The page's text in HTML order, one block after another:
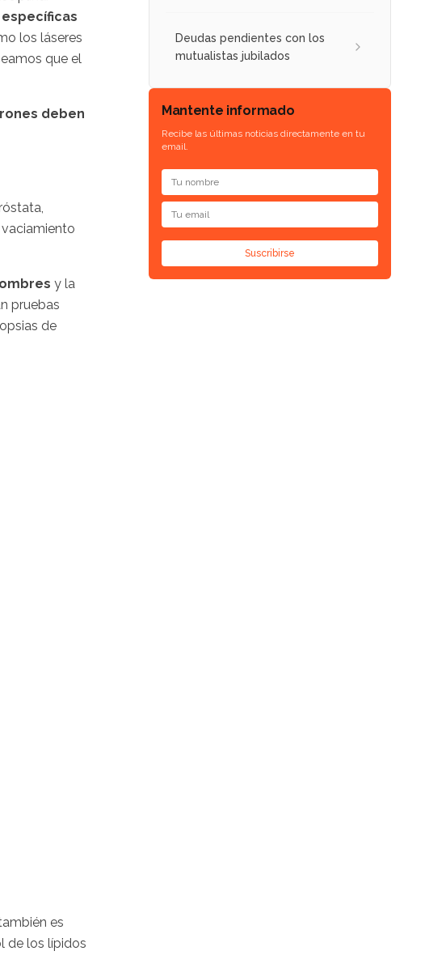
los láseres
que el
deben
y la
pruebas
de
es
de los lípidos
Deudas pendientes con los
mutualistas jubilados
Mantente informado
Recibe las últimas noticias directamente en tu
email.
Suscribirse